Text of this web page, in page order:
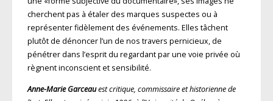
cherchent pas à étaler des marques suspectes ou à
représenter fidèlement des événements. Elles tâchent
plutôt de dénoncer l’un de nos travers pernicieux, de
pénétrer dans l’esprit du regardant par une voie privée où
règnent inconscient et sensibilité.
Anne-Marie Garceauest critique, commissaire et historienne de